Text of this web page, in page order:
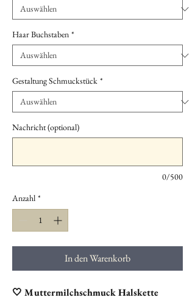
Haar Buchstaben *
Gestaltung Schmuckstück *
Nachricht (optional)
0/500
Anzahl *
In den Warenkorb
🤍 Muttermilchschmuck Halskette